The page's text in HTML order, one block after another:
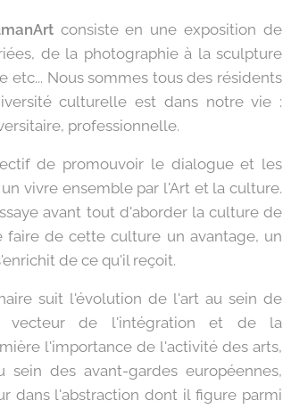
consiste en une exposition de
de la photographie à la sculpture
etc... Nous sommes tous des résidents
culturelle est dans notre vie :
professionnelle.
de promouvoir le dialogue et les
vivre ensemble par l'Art et la culture.
avant tout d'aborder la culture de
de cette culture un avantage, un
de ce qu'il reçoit.
suit l'évolution de l'art au sein de
vecteur de l'intégration et de la
l'importance de l'activité des arts,
sein des avant-gardes européennes,
dans l'abstraction dont il figure parmi